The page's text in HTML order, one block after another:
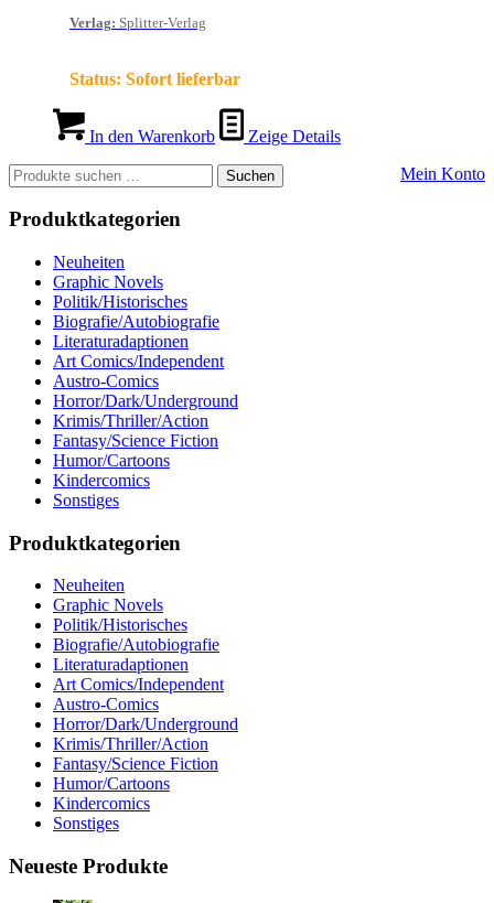
Verlag: Splitter-Verlag
Status: Sofort lieferbar
In den Warenkorb
Zeige Details
Mein Konto
Suchen
nach:
Suchen
Produktkategorien
Neuheiten
Graphic Novels
Politik/Historisches
Biografie/Autobiografie
Literaturadaptionen
Art Comics/Independent
Austro-Comics
Horror/Dark/Underground
Krimis/Thriller/Action
Fantasy/Science Fiction
Humor/Cartoons
Kindercomics
Sonstiges
Produktkategorien
Neuheiten
Graphic Novels
Politik/Historisches
Biografie/Autobiografie
Literaturadaptionen
Art Comics/Independent
Austro-Comics
Horror/Dark/Underground
Krimis/Thriller/Action
Fantasy/Science Fiction
Humor/Cartoons
Kindercomics
Sonstiges
Neueste Produkte